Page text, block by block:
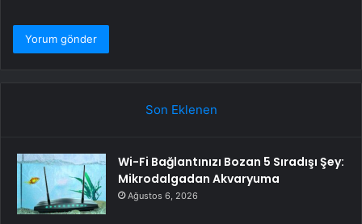
Son Eklenen
Wi-Fi Bağlantınızı Bozan 5 Sıradışı Şey:
Mikrodalgadan Akvaryuma
Ağustos 6, 2026